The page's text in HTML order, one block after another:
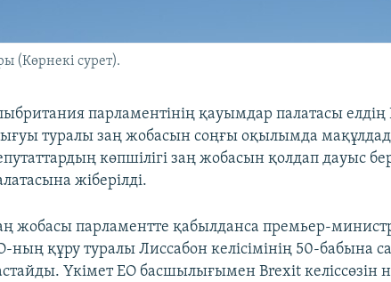
(Көрнекі сурет).
парламентінің қауымдар палатасы
туралы заң жобасын соңғы оқылымда
көпшілігі заң жобасын қолдап дауыс
жіберілді.
жобасы парламентте қабылданса премьер-
ның құру туралы Лиссабон келісімінің 50-бабына
Үкімет ЕО басшылығымен Brexit келіссөзін